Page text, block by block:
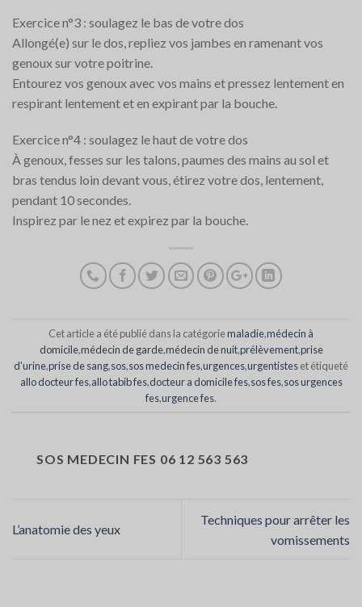
Exercice n°3 : soulagez le bas de votre dos
Allongé(e) sur le dos, repliez vos jambes en ramenant vos
genoux sur votre poitrine.
Entourez vos genoux avec vos mains et pressez lentement en
respirant lentement et en expirant par la bouche.
Exercice n°4 : soulagez le haut de votre dos
À genoux, fesses sur les talons, paumes des mains au sol et
bras tendus loin devant vous, étirez votre dos, lentement,
pendant 10 secondes.
Inspirez par le nez et expirez par la bouche.
Cet article a été publié dans la catégoriemaladie,médecin à
domicile,médecin de garde,médecin de nuit,prélèvement,prise
d'urine,prise de sang,sos,sos medecin fes,urgences,urgentisteset étiqueté
allo docteur fes,allo tabib fes,docteur a domicile fes,sos fes,sos urgences
fes,urgence fes.
SOS MEDECIN FES 06 12 563 563
L’anatomie des yeux
Techniques pour arrêter les
vomissements